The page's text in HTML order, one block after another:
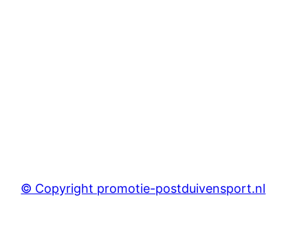
© Copyright promotie-postduivensport.nl